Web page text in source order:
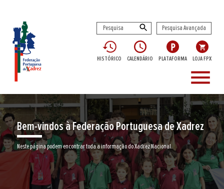
Pesquisa Avançada
HISTÓRICO CALENDÁRIO PLATAFORMA LOJA FPX
menu
Bem-vindos à Federação Portuguesa de Xadrez
Neste página podem encontrar toda a informação do Xadrez Nacional.